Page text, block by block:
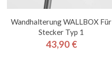
Wandhalterung WALLBOX Für
Stecker Typ 1
Preis
43,90 €